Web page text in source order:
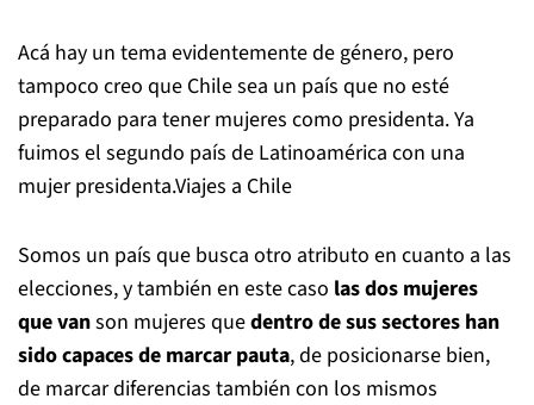
Acá hay un tema evidentemente de género, pero
tampoco creo que Chile sea un país que no esté
preparado para tener mujeres como presidenta. Ya
fuimos el segundo país de Latinoamérica con una
mujer presidenta.Viajes a Chile
Somos un país que busca otro atributo en cuanto a las
elecciones, y también en este caso las dos mujeres
que vanson mujeres quedentro de sus sectores han
sido capaces de marcar pauta, de posicionarse bien,
de marcar diferencias también con los mismos